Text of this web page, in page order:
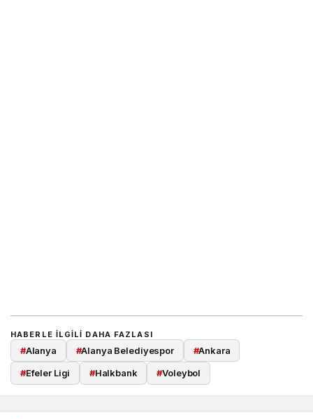
HABERLE ILGILI DAHA FAZLASI
#Alanya #Alanya Belediyespor #Ankara
#Efeler Ligi #Halkbank #Voleybol